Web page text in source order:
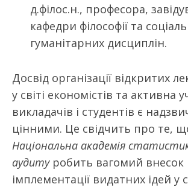
д.філос.н., професора,
кафедри філософії та
гуманітарних дисциплін.
Досвід організації відкритих
у світі економістів та активна
викладачів і студентів є
цінними. Це свідчить про те,
Національна академія
аудитуробить вагомий
імплементації видатних ідей у